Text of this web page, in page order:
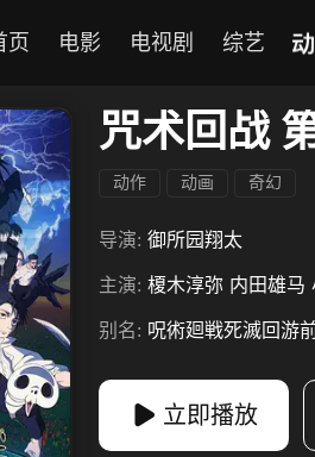
页 电影 电视剧 综艺
咒术回战
动作 动画 奇幻
导演: 御所园翔太
主演: 榎木淳弥 内田雄马
别名: 呪術廻戦死滅回游
立即播放